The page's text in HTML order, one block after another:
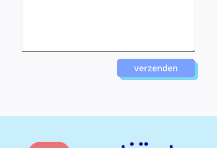
verzenden